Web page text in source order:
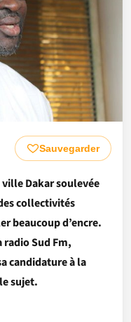
Sauvegarder
Dakar soulevée
collectivités
beaucoup d’encre.
radio Sud Fm,
candidature à la
sujet.